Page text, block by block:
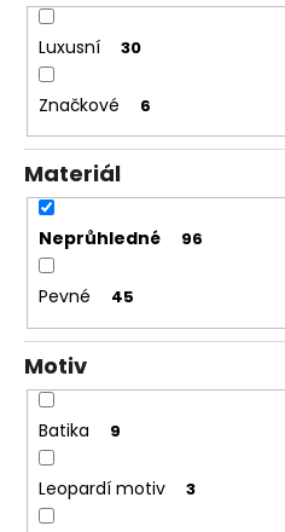
Luxusní 30
Značkové 6
Materiál
Neprůhledné 96
Pevné 45
Motiv
Batika 9
Leopardí motiv 3